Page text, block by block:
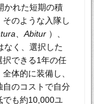
かれた短期の積
のような入隊し
、Abitur ）、
なく、選択した
択できる1年の任
体的に装備し、
自のコストで自分
でも約10,000ユ